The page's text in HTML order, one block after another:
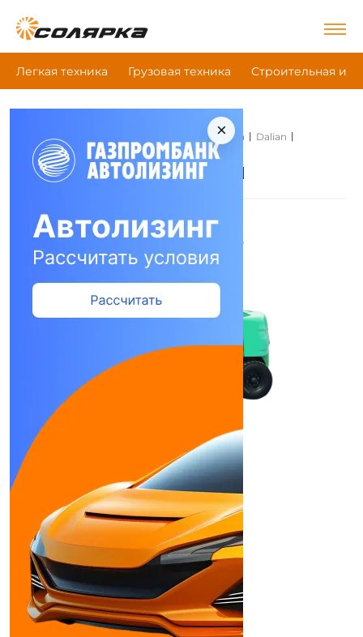
Легкая техника Грузовая техника Строительная и
×
Главная Строительная и дорожная техника | Dalian |
Погрузчики
Dalian Погрузчики
DALIAN CPCD20FB
Погрузчики
Макс. мощность:48 л.с.
Макс. крутящий момент:137 Н*м (кг*м)
при о ...
Объем двигателя:2369 см³
Используемое топливо:
Дизель
Двигатель:
Дилеры
Волгакар